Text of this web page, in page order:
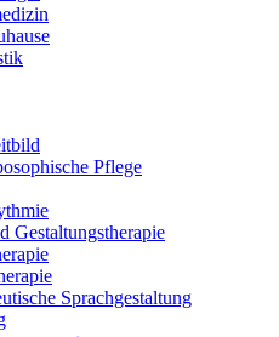
Pflege
Gestaltungstherapie
Sprachgestaltung